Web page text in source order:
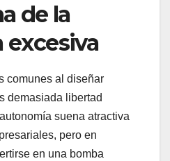
de la
comunes al diseñar
demasiada libertad
suena atractiva
pero en
en una bomba